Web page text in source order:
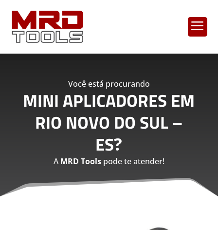
a
Você está procurando
MINI APLICADORES EM
RIO NOVO DO SUL –
ES?
AMRD Toolspode te atender!